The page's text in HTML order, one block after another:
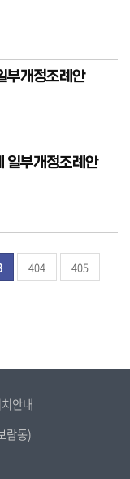
부개정조례안
일부개정조례안
404
405
안내
람동)